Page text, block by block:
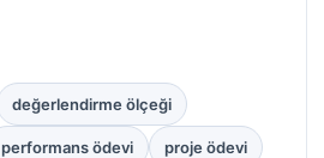
değerlendirme ölçeği
performans ödevi proje ödevi